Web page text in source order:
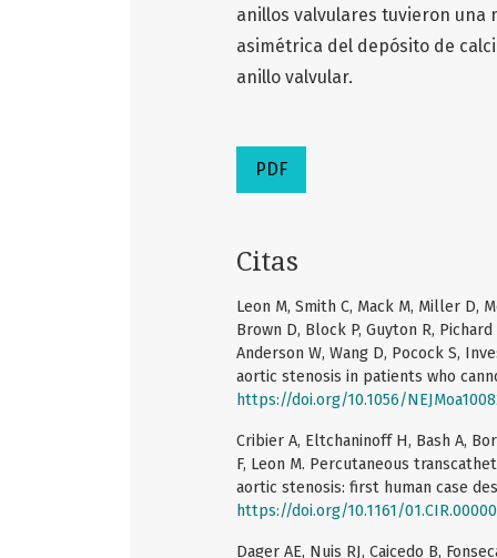
anillos valvulares tuvieron
asimétrica del depósito de
anillo valvular.
PDF
Citas
Leon M, Smith C, Mack M, Miller D,
Brown D, Block P, Guyton R,
Anderson W, Wang D, Pocock S,
aortic stenosis in patients who
https://doi.org/10.1056/
Cribier A, Eltchaninoff H, Bash A,
F, Leon M. Percutaneous
aortic stenosis: first human case
https://doi.org/10.1161/
Dager AE, Nuis RJ, Caicedo B,